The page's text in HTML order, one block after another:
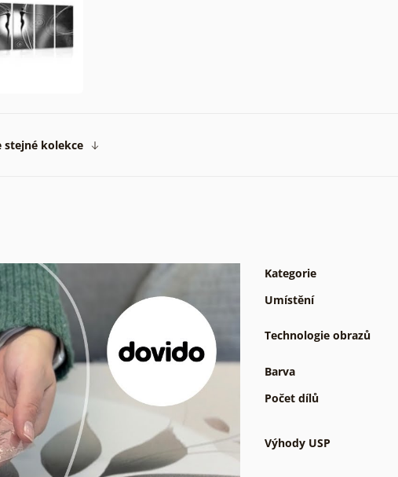
stejné kolekce
Kategorie
Umístění
Technologie obrazů
Barva
Počet dílů
Výhody USP